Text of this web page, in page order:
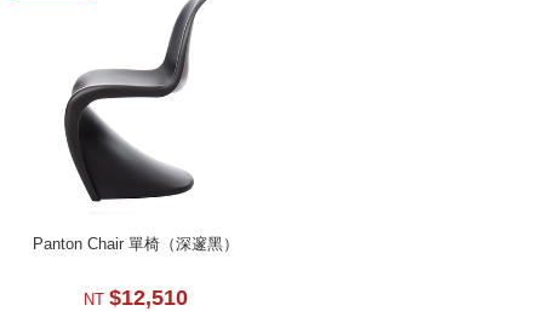
Panton Chair 單椅（深邃黑）
NT $12,510